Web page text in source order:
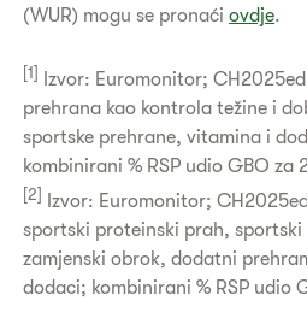
(WUR) mogu se pronaćiovdje.
[1]
Izvor: Euromonitor;
prehrana kao kontrola težine i
sportske prehrane, vitamina i
kombinirani % RSP udio GBO za
[2]
Izvor: Euromonitor;
sportski proteinski prah, sportski
zamjenski obrok, dodatni
dodaci; kombinirani % RSP udio